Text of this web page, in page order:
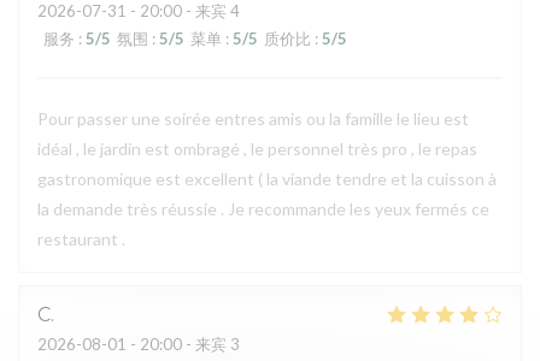
2026-07-31 - 20:00 - 来宾 4
服务 : 5/5 氛围 : 5/5 菜单 : 5/5 质价比 : 5/5
Pour passer une soirée entres amis ou la famille le lieu est
idéal , le jardin est ombragé , le personnel très pro , le repas
gastronomique est excellent ( la viande tendre et la cuisson à
la demande très réussie . Je recommande les yeux fermés ce
restaurant .
C
2026-08-01 - 20:00 - 来宾 3